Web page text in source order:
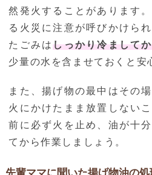
然発火することがあります
る火災に注意が呼びかけら
たごみはしっかり冷まして
少量の水を含ませておくと安
また、揚げ物の最中はその
火にかけたまま放置しない
前に必ず火を止め、油が十
てから作業しましょう。